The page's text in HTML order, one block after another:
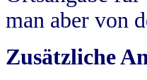
man aber von
Zusätzliche